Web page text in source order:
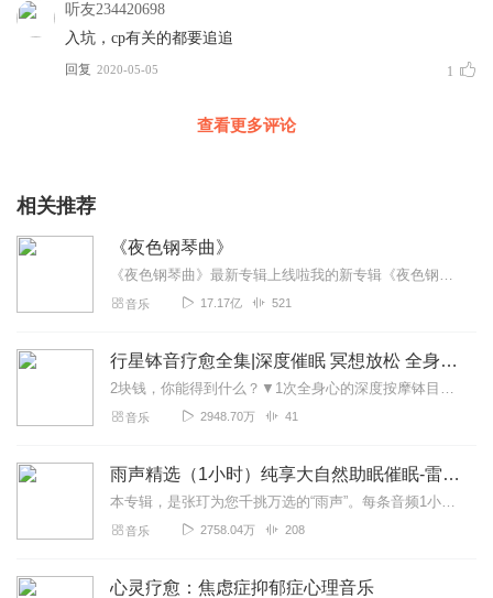
听友234420698
入坑，cp有关的都要追追
回复 2020-05-05 1
查看更多评论
相关推荐
《夜色钢琴曲》
《夜色钢琴曲》最新专辑上线啦我的新专辑《夜色钢琴曲最新专辑》（点击跳转）已经上线，新专辑是《夜色钢琴曲》的升级版，我精选了诸多经典原创作品与大家分享，愿未来...
音乐 17.17亿 521
行星钵音疗愈全集|深度催眠 冥想放松 全身心深度按摩
2块钱，你能得到什么？▼1次全身心的深度按摩钵目前已广泛地被应用于美容Spa和按摩养生馆的疗程中，许多疗愈师使用铜钵在身体上，发现5分钟铜钵按摩的深度放松，效...
音乐 2948.70万 41
雨声精选（1小时）纯享大自然助眠催眠-雷雨声，下雨
本专辑，是张玎为您千挑万选的“雨声”。每条音频1小时，中间没有打扰。有轻柔细雨、淅淅沥沥；雨滴入水，滴答作响；隐隐雷声，隆隆为伴；流水潺潺，映入耳畔。这里没有音...
音乐 2758.04万 208
心灵疗愈：焦虑症抑郁症心理音乐